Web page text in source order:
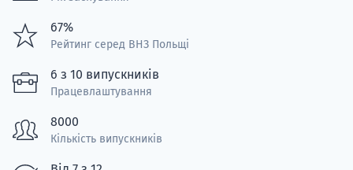
67%
Рейтинг серед ВНЗ Польщі
6 з 10 випускників
Працевлаштування
8000
Кількість випускників